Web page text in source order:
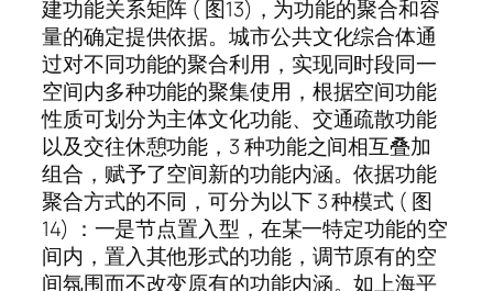
建功能关系矩阵 ( 图13)，为功能的聚合和容
量的确定提供依据。城市公共文化综合体通
过对不同功能的聚合利用，实现同时段同一
空间内多种功能的聚集使用，根据空间功能
性质可划分为主体文化功能、交通疏散功能
以及交往休憩功能，3 种功能之间相互叠加
组合，赋予了空间新的功能内涵。依据功能
聚合方式的不同，可分为以下 3 种模式 ( 图
14) ：一是节点置入型，在某一特定功能的空
间内，置入其他形式的功能，调节原有的空
间氛围而不改变原有的功能内涵。如上海平